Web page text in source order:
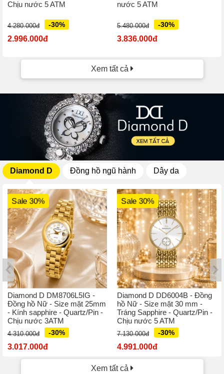
Chịu nước 5 ATM
4.280.000đ -30%
2.996.000đ
nước 5 ATM
5.480.000đ -30%
3.836.000đ
Xem tất cả
Diamond D Đồng hồ ngũ hành Dây da
Sale 30%
Diamond D DM8706L5IG -
Đồng hồ Nữ - Size mặt 25mm
- Kính sapphire - Quartz/Pin -
Chịu nước 3ATM
4.310.000đ -30%
3.017.000đ
Sale 30%
Diamond D DD6004B - Đồng
hồ Nữ - Size mặt 30 mm -
Tráng Sapphire - Quartz/Pin -
Chịu nước 5 ATM
7.130.000đ -30%
4.991.000đ
Xem tất cả